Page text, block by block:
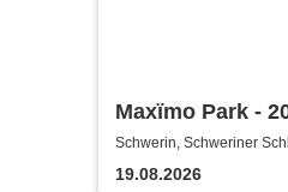
Maxïmo Park -
Anniversary
performing
Schwerin, Schweriner
19.08.2026